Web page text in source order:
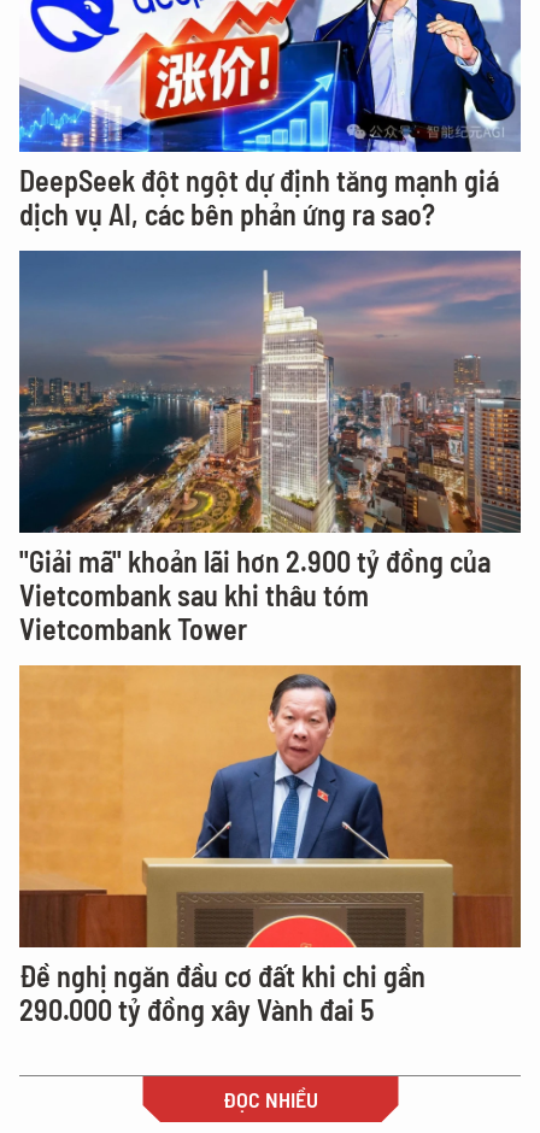
DeepSeek đột ngột dự định tăng mạnh giá
dịch vụ AI, các bên phản ứng ra sao?
"Giải mã" khoản lãi hơn 2.900 tỷ đồng của
Vietcombank sau khi thâu tóm
Vietcombank Tower
Đề nghị ngăn đầu cơ đất khi chi gần
290.000 tỷ đồng xây Vành đai 5
ĐỌC NHIỀU